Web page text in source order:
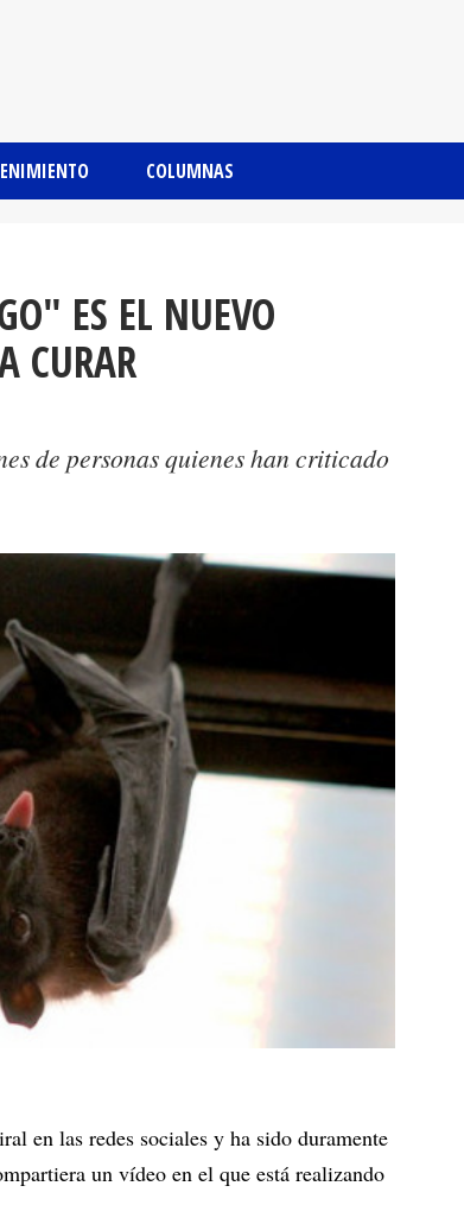
COLUMNAS
ES EL NUEVO
CURAR
de personas quienes han criticado
en las redes sociales y ha sido duramente
un vídeo en el que está realizando